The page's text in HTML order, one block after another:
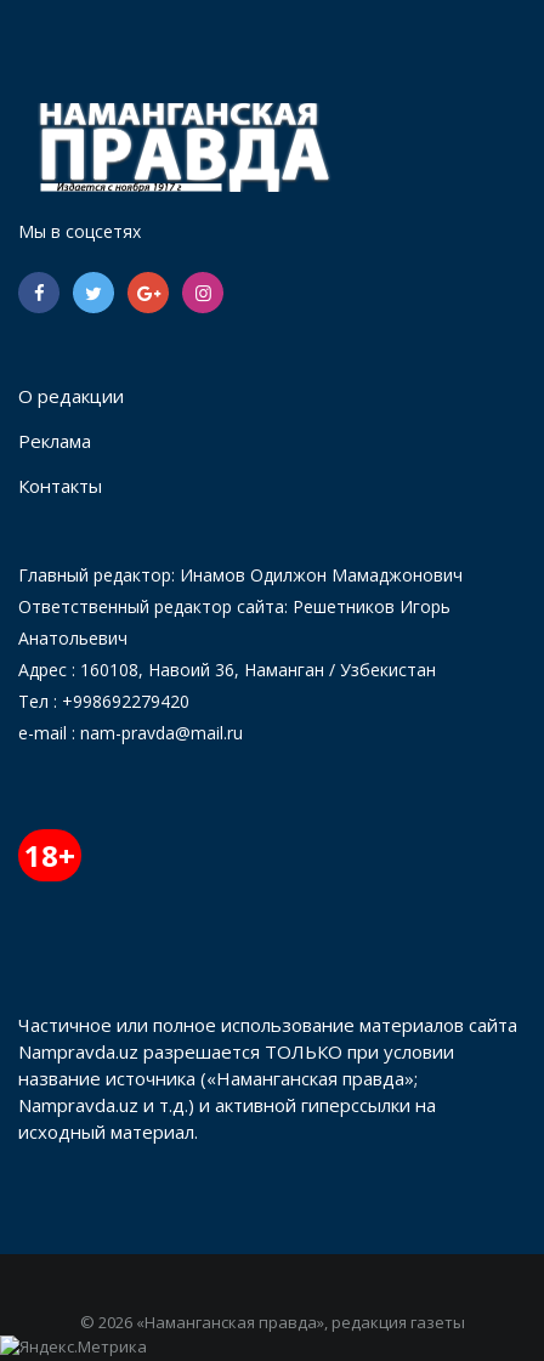
Мы в соцсетях
О редакции
Реклама
Контакты
Главный редактор: Инамов Одилжон Мамаджонович
Ответственный редактор сайта: Решетников Игорь
Анатольевич
Адрес : 160108, Навоий 36, Наманган / Узбекистан
Тел : +998692279420
e-mail : nam-pravda@mail.ru
18+
Частичное или полное использование материалов сайта
Nampravda.uz разрешается ТОЛЬКО при условии
название источника («Наманганская правда»;
Nampravda.uz и т.д.) и активной гиперссылки на
исходный материал.
© 2026 «Наманганская правда», редакция газеты